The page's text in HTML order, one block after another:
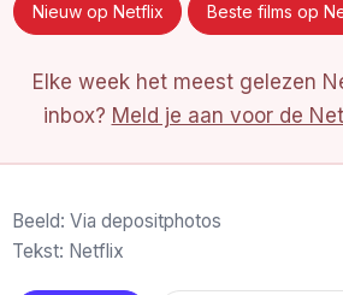
Nieuw op Netflix Beste films op
Elke week het meest gelezen
inbox? Meld je aan voor de
Beeld: Via depositphotos
Tekst: Netflix